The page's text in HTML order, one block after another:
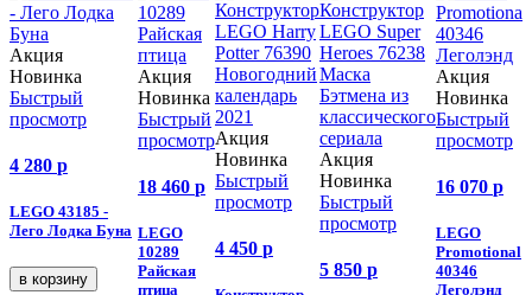
Акция
Новинка
Быстрый
просмотр
4 280 p
LEGO 43185 -
Лего Лодка Буна
в корзину
Акция
Новинка
Быстрый
просмотр
18 460 p
LEGO
10289
Райская
птица
Акция
Новинка
Быстрый
просмотр
4 450 p
Акция
Новинка
Быстрый
просмотр
5 850 p
Акция
Новинка
Быстрый
просмотр
16 070 p
LEGO
Promotional
40346
Леголэнд